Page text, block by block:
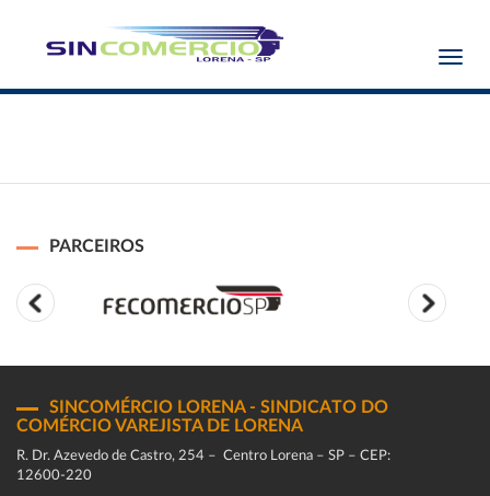
PARCEIROS
SINCOMÉRCIO LORENA - SINDICATO DO
COMÉRCIO VAREJISTA DE LORENA
R. Dr. Azevedo de Castro, 254 – Centro Lorena – SP – CEP:
12600-220